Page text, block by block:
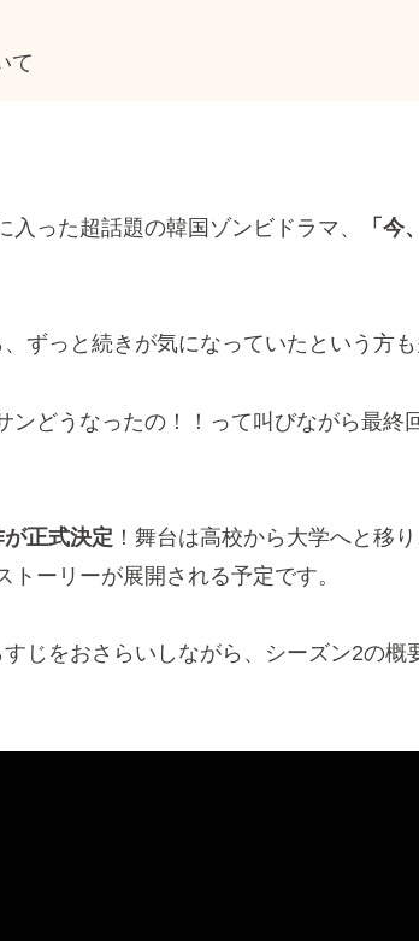
て
った超話題の韓国ゾンビドラマ、
「今
ずっと続きが気になっていたという方も
ンどうなったの！！って叫びながら最終
正式決定 ！舞台は高校から大学へと移
ーリーが展開される予定です。
じをおさらいしながら、シーズン2の概